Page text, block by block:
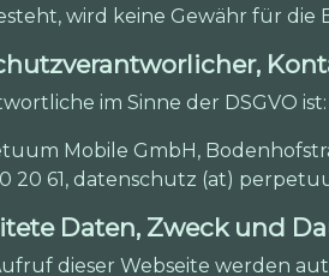
wird keine Gewähr für
im Sinne der DSGVO ist:
Mobile GmbH,
20 61, datenschutz (at)
Daten, Zweck und
dieser Webseite werden